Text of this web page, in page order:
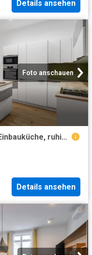
Details ansehen
Foto anschauen
3 ZIMMER ALTBAUWOHNUNG, Einbauküche, ruhig, perfekte Raumaufteilung
Details ansehen